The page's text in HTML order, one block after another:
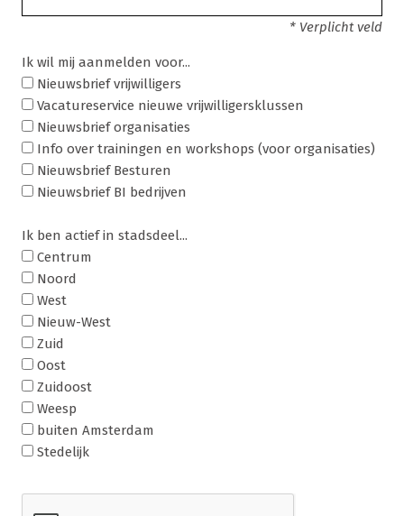
* Verplicht veld
Ik wil mij aanmelden voor...
Nieuwsbrief vrijwilligers
Vacatureservice nieuwe vrijwilligersklussen
Nieuwsbrief organisaties
Info over trainingen en workshops (voor organisaties)
Nieuwsbrief Besturen
Nieuwsbrief BI bedrijven
Ik ben actief in stadsdeel...
Centrum
Noord
West
Nieuw-West
Zuid
Oost
Zuidoost
Weesp
buiten Amsterdam
Stedelijk